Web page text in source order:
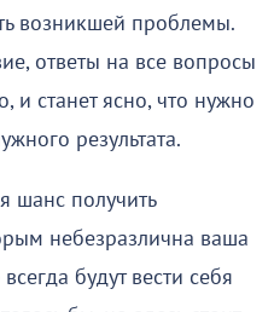
возникшей проблемы.
ответы на все вопросы
и станет ясно, что нужно
результата.
шанс получить
небезразлична ваша
будут вести себя